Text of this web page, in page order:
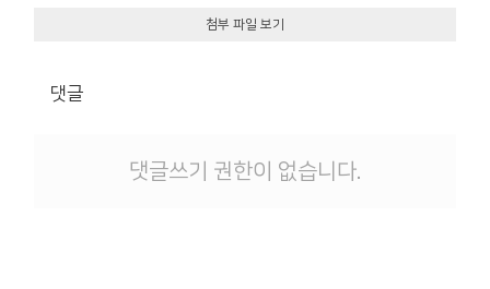
첨부 파일 보기
댓글
댓글쓰기 권한이 없습니다.